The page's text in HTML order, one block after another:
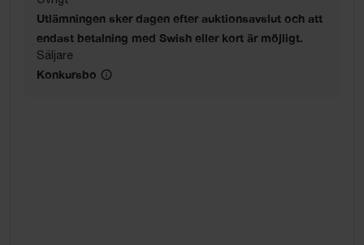
Utlämningen sker dagen efter auktionsavslut och att
endast betalning med Swish eller kort är möjligt.
Säljare
Konkursbo